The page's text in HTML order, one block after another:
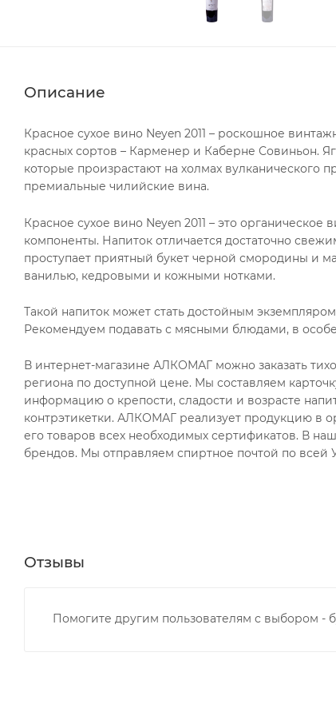
Описание
Красное сухое вино Neyen 2011 – роскошное
красных сортов – Карменер и Каберне Совиньон.
которые произрастают на холмах вулканического
премиальные чилийские вина.
Красное сухое вино Neyen 2011 – это
компоненты. Напиток отличается достаточно
проступает приятный букет черной смородины и
ванилью, кедровыми и кожными нотками.
Такой напиток может стать достойным
Рекомендуем подавать с мясными блюдами, в
В интернет-магазине АЛКОМАГ можно заказать
региона по доступной цене. Мы составляем
информацию о крепости, сладости и возрасте
контрэтикетки. АЛКОМАГ реализует продукцию в
его товаров всех необходимых сертификатов. В
брендов. Мы отправляем спиртное почтой по всей
Отзывы
Помогите другим пользователям с выбором -